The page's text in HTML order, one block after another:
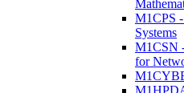
M1CPS
Systems
M1CSN
for